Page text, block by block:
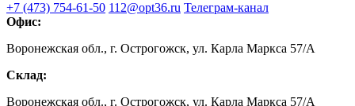
+7 (473) 754-61-50 112@opt36.ru Телеграм-канал
Офис:
Воронежская обл., г. Острогожск, ул. Карла Маркса 57/А
Склад:
Воронежская обл., г. Острогожск, ул. Карла Маркса 57/А